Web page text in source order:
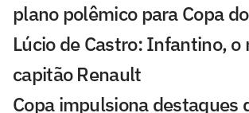
plano polêmico para Copa
Lúcio de Castro: Infantino, o
capitão Renault
Copa impulsiona destaques